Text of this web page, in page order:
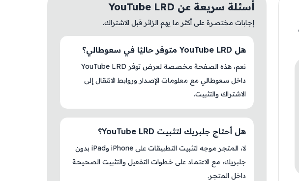
أسئلة سريعة عن YouTube LRD
إجابات مختصرة على أكثر ما يهم الزائر قبل الاشتراك.
هل YouTube LRD متوفر حاليًا في سعوطالي؟
نعم، هذه الصفحة مخصصة لعرض توفر YouTube LRD
داخل سعوطالي مع معلومات الإصدار وروابط الانتقال إلى
الاشتراك والتثبيت.
هل أحتاج جلبريك لتثبيت YouTube LRD؟
لا، المتجر موجه لتثبيت التطبيقات على iPhone وiPad بدون
جلبريك، مع الاعتماد على خطوات التفعيل والتثبيت الصحيحة
داخل المتجر.